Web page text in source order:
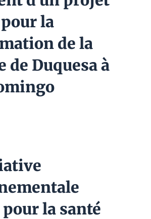
la
de la
de Duquesa à
la santé